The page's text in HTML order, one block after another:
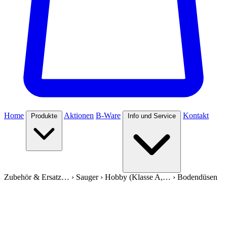
Home Produkte Aktionen B-Ware Info und Service Kontakt
Zubehör & Ersatz… › Sauger› Hobby (Klasse A,… › Bodendüsen